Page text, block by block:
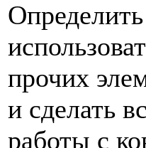
прочих
и сделать
работы с